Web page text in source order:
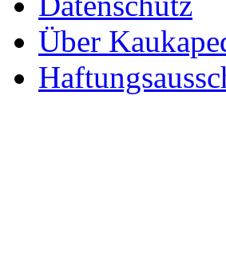
Über